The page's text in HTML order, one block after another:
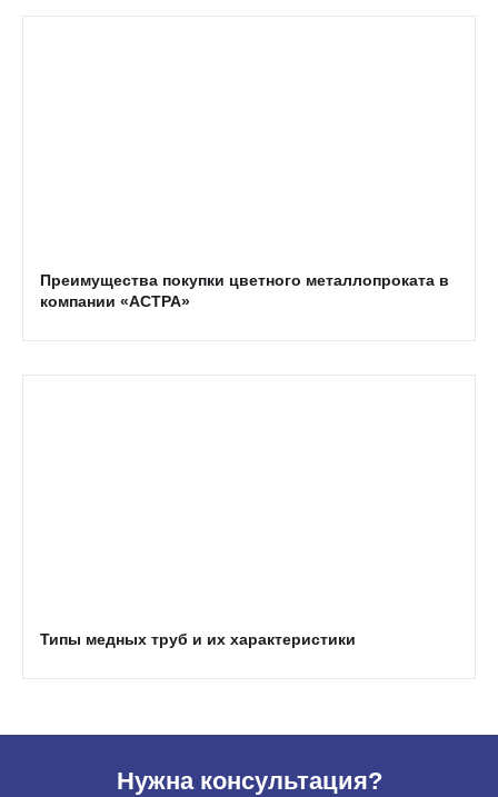
Преимущества покупки цветного металлопроката в
компании «АСТРА»
Типы медных труб и их характеристики
Нужна консультация?